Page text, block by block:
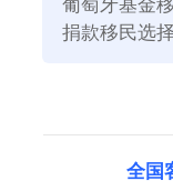
由此可见，移民
上一篇：希腊移民政策新变化！希腊移民步骤是什
葡萄牙基金
捐款移民选
全国